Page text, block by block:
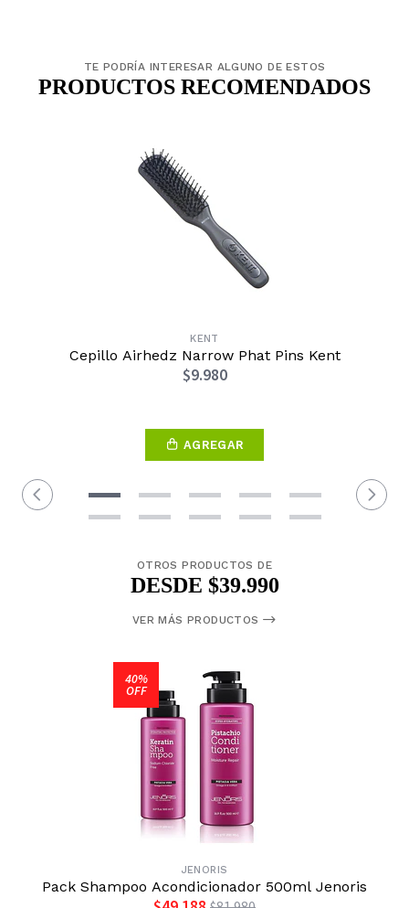
TE PODRÍA INTERESAR ALGUNO DE ESTOS
PRODUCTOS RECOMENDADOS
KENT
Cepillo Airhedz Narrow Phat Pins Kent
$9.980
AGREGAR
OTROS PRODUCTOS DE
DESDE $39.990
VER MÁS PRODUCTOS
40%
OFF
JENORIS
Pack Shampoo Acondicionador 500ml Jenoris